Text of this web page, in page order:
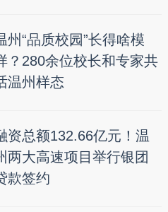
州“品质校园”长得啥模
？280余位校长和专家共
温州样态
资总额132.66亿元！温
两大高速项目举行银团
款签约